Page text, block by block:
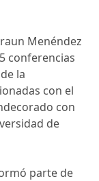
Menéndez
conferencias
la
con el
con
de
parte de